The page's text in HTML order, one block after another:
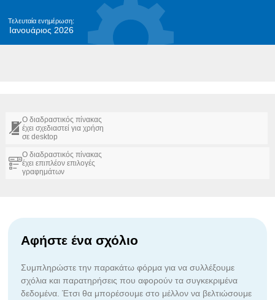
Τελευταία ενημέρωση:
Ιανουάριος 2026
Ο διαδραστικός πίνακας
έχει σχεδιαστεί για χρήση
σε desktop
Ο διαδραστικός πίνακας
έχει επιπλέον επιλογές
γραφημάτων
Αφήστε ένα σχόλιο
Συμπληρώστε την παρακάτω φόρμα για να συλλέξουμε
σχόλια και παρατηρήσεις που αφορούν τα συγκεκριμένα
δεδομένα. Έτσι θα μπορέσουμε στο μέλλον να βελτιώσουμε